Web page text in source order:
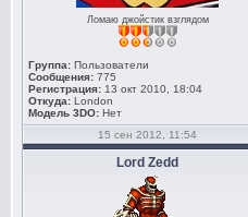
Ломаю джойстик взглядом
Группа: Пользователи
Сообщения: 775
Регистрация: 13 окт 2010, 18:04
Откуда: London
Модель 3DO: Нет
15 сен 2012, 11:54
Lord Zedd